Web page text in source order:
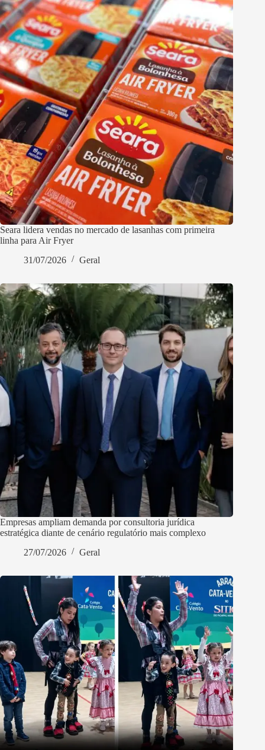
Seara lidera vendas no mercado de lasanhas com primeira
linha para Air Fryer
31/07/2026
Geral
Empresas ampliam demanda por consultoria jurídica
estratégica diante de cenário regulatório mais complexo
27/07/2026
Geral